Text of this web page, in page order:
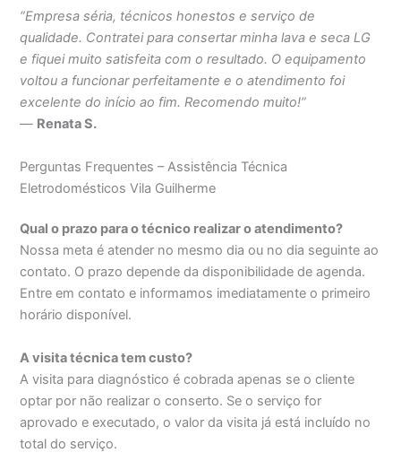
“Empresa séria, técnicos honestos e serviço de
qualidade. Contratei para consertar minha lava e seca LG
e fiquei muito satisfeita com o resultado. O equipamento
voltou a funcionar perfeitamente e o atendimento foi
excelente do início ao fim. Recomendo muito!”
— Renata S.
Perguntas Frequentes – Assistência Técnica
Eletrodomésticos Vila Guilherme
Qual o prazo para o técnico realizar o atendimento?
Nossa meta é atender no mesmo dia ou no dia seguinte ao
contato. O prazo depende da disponibilidade de agenda.
Entre em contato e informamos imediatamente o primeiro
horário disponível.
A visita técnica tem custo?
A visita para diagnóstico é cobrada apenas se o cliente
optar por não realizar o conserto. Se o serviço for
aprovado e executado, o valor da visita já está incluído no
total do serviço.